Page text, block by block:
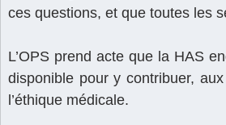
ces questions, et que toutes les
L’OPS prend acte que la HAS
disponible pour y contribuer,
l’éthique médicale.